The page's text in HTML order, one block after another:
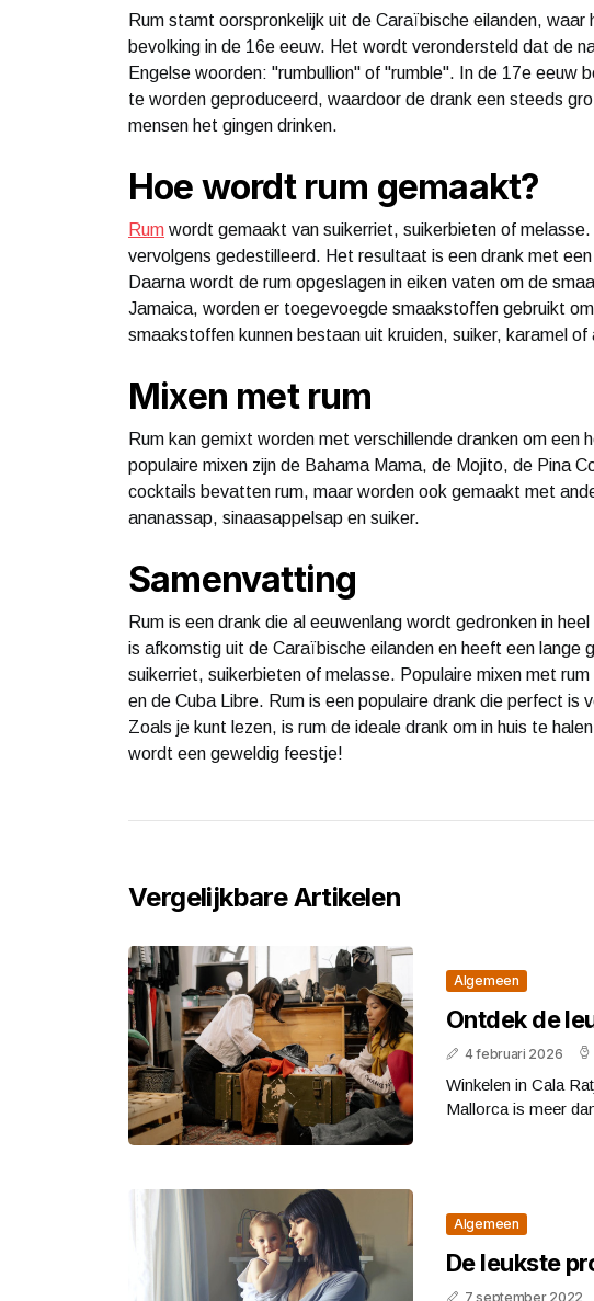
Rum stamt oorspronkelijk uit de Caraïbische eilanden,
bevolking in de 16e eeuw. Het wordt verondersteld dat de
Engelse woorden: "rumbullion" of "rumble". In de 17e eeuw
te worden geproduceerd, waardoor de drank een steeds
mensen het gingen drinken.
Hoe wordt rum gemaakt?
Rum wordt gemaakt van suikerriet, suikerbieten of
vervolgens gedestilleerd. Het resultaat is een drank met
Daarna wordt de rum opgeslagen in eiken vaten om de
Jamaica, worden er toegevoegde smaakstoffen gebruikt
smaakstoffen kunnen bestaan uit kruiden, suiker, karamel of
Mixen met rum
Rum kan gemixt worden met verschillende dranken om een
populaire mixen zijn de Bahama Mama, de Mojito, de Pina
cocktails bevatten rum, maar worden ook gemaakt met
ananassap, sinaasappelsap en suiker.
Samenvatting
Rum is een drank die al eeuwenlang wordt gedronken in
is afkomstig uit de Caraïbische eilanden en heeft een lange
suikerriet, suikerbieten of melasse. Populaire mixen met
en de Cuba Libre. Rum is een populaire drank die perfect is
Zoals je kunt lezen, is rum de ideale drank om in huis te
wordt een geweldig feestje!
Vergelijkbare Artikelen
Algemeen
Ontdek de
4 februari 2026
Winkelen in Cala
Mallorca is meer
Algemeen
De leukste
7 september 2022